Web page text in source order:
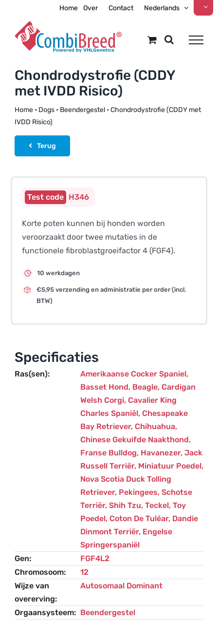
inhoud
Home Over Contact Nederlands
Chondrodystrofie (CDDY
met IVDD Risico)
Home• Dogs• Beendergestel• Chondrodystrofie (CDDY met
IVDD Risico)
Terug
H346
Korte poten kunnen bij honden worden
veroorzaakt door twee mutaties in de
functionele fibroblastgroeifactor 4 (FGF4).
10 werkdagen
€5,95 verzending en administratie per order (incl.
BTW)
Specificaties
Ras(sen) Amerikaanse Cocker Spaniel,
Basset Hond, Beagle, Cardigan
Welsh Corgi, Cavalier King
Charles Spaniël, Chesapeake
Bay Retriever, Chihuahua,
Chinese Gekuifde Naakthond,
Franse Bulldog, Havanezer, Jack
Russell Terriër, Miniatuur Poedel,
Nova Scotia Duck Tolling
Retriever, Pekingees, Schotse
Terriër, Shih Tzu, Teckel, Toy
Poedel, Coton De Tuléar, Dandie
Dinmont Terriër, Engelse
Springerspaniël
Gen
FGF4L2
Chromosoom
12
Wijze van
overerving
Autosomaal Dominant
Orgaansysteem
Beendergestel